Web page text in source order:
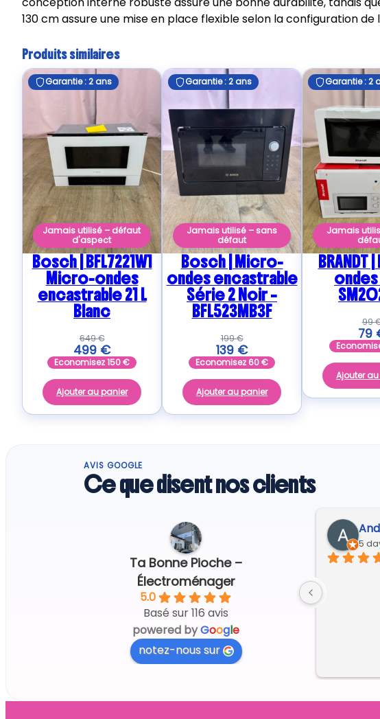
130 cm assure une mise en place flexible selon la configuration de
Produits similaires
Garantie : 2 ans
Jamais utilisé – défaut
d'aspect
Bosch | BFL7221W1
Micro-ondes
encastrable 21 L
Blanc
649€
499 €
Economisez150€
Ajouter au panier
Garantie : 2 ans
Jamais utilisé – sans
défaut
Bosch | Micro-
ondes encastrable
Série 2 Noir –
BFL523MB3F
199€
139 €
Economisez 60€
Ajouter au panier
Garantie : 2
Jamais
99
79
Ajouter
AVIS GOOGLE
Ce que disent nos clients
Ta Bonne Pioche –
Électroménager
5.0
Basé sur 116 avis
powered byGoogle
notez-nous sur
5